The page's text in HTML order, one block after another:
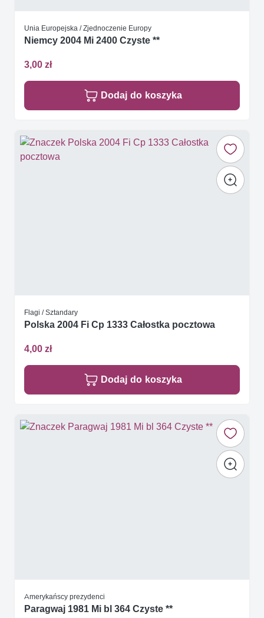
Unia Europejska / Zjednoczenie Europy
Niemcy 2004 Mi 2400 Czyste **
3,00 zł
Dodaj do koszyka
Flagi / Sztandary
Polska 2004 Fi Cp 1333 Całostka pocztowa
4,00 zł
Dodaj do koszyka
Amerykańscy prezydenci
Paragwaj 1981 Mi bl 364 Czyste **